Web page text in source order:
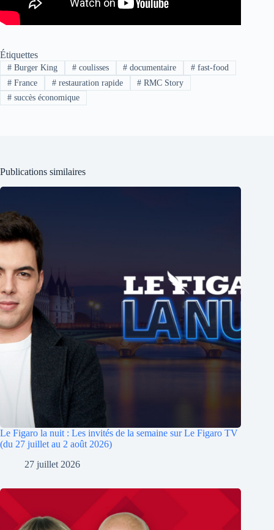
Étiquettes
#Burger King #coulisses # documentaire # fast-food
#France #restauration rapide # RMC Story
#succès économique
Publications similaires
Le Figaro la nuit : Les invités de la semaine sur Le Figaro TV
(du 27 juillet au 2 août 2026)
27 juillet 2026